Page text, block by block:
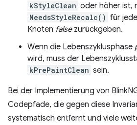
kStyleClean oder höher ist,
NeedsStyleRecalc() für
Knoten falsezurückgeben.
Wenn die Lebenszyklusphase
wird, muss der
kPrePaintClean sein.
Bei der Implementierung von
Codepfade, die gegen diese
systematisch entfernt und viele